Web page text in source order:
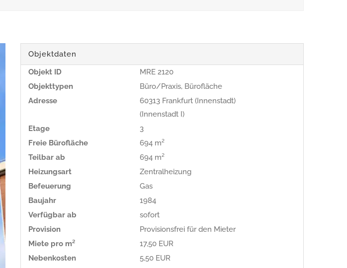
Objektdaten
Objekt ID
MRE 2120
Objekttypen
Büro/Praxis, Bürofläche
Adresse
60313 Frankfurt (Innenstadt)
(Innenstadt I)
Etage
3
Freie Bürofläche
694 m²
Teilbar ab
694 m²
Heizungsart
Zentralheizung
Befeuerung
Gas
Baujahr
1984
Verfügbar ab
sofort
Provision
Provisionsfrei für den Mieter
Miete pro m²
17,50 EUR
Nebenkosten
5,50 EUR